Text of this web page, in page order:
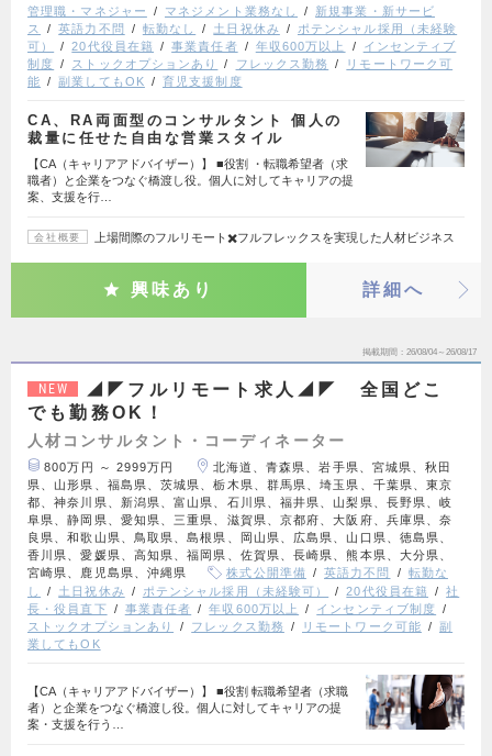
管理職・マネジャー マネジメント業務なし
新規事業・新サービ
ス
英語力不問 転勤なし 土日祝休み
ポテンシャル採用（未経験
可）
20代役員在籍 事業責任者 年収600万以上
インセンティブ
制度
ストックオプションあり フレックス勤務
リモートワーク可
能
副業してもOK 育児支援制度
CA、RA両面型のコンサルタント 個人の
裁量に任せた自由な営業スタイル
【CA（キャリアアドバイザー）】 ■役割 ・転職希望者（求
職者）と企業をつなぐ橋渡し役。個人に対してキャリアの提
案、支援を行…
会社概要 上場間際のフルリモート✖️フルフレックスを実現した人材ビジネス
興味あり 詳細へ
掲載期間 26/08/04～26/08/17
NEW
◢◤フルリモート求人◢◤ 全国どこ
でも勤務OK！
人材コンサルタント・コーディネーター
800万円 ～ 2999万円
北海道、青森県、岩手県、宮城県、秋田
県、山形県、福島県、茨城県、栃木県、群馬県、埼玉県、千葉県、東京
都、神奈川県、新潟県、富山県、石川県、福井県、山梨県、長野県、岐
阜県、静岡県、愛知県、三重県、滋賀県、京都府、大阪府、兵庫県、奈
良県、和歌山県、鳥取県、島根県、岡山県、広島県、山口県、徳島県、
香川県、愛媛県、高知県、福岡県、佐賀県、長崎県、熊本県、大分県、
宮崎県、鹿児島県、沖縄県
株式公開準備 英語力不問
転勤な
し
土日祝休み ポテンシャル採用（未経験可） 20代役員在籍
社
長・役員直下
事業責任者 年収600万以上
インセンティブ制度
ストックオプションあり
フレックス勤務 リモートワーク可能
副
業してもOK
【CA（キャリアアドバイザー）】 ■役割 転職希望者（求職
者）と企業をつなぐ橋渡し役。個人に対してキャリアの提
案・支援を行う…